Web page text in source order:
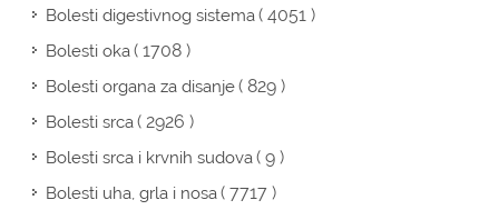
Bolesti digestivnog sistema( 4051 )
Bolesti oka( 1708 )
Bolesti organa za disanje( 829 )
Bolesti srca( 2926 )
Bolesti srca i krvnih sudova( 9 )
Bolesti uha, grla i nosa( 7717 )